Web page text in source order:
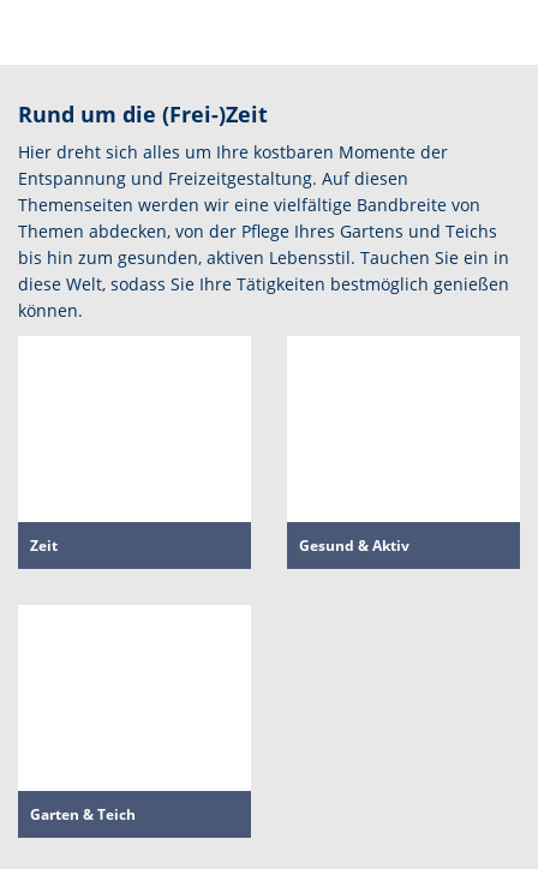
Rund um die (Frei-)Zeit
Hier dreht sich alles um Ihre kostbaren Momente der
Entspannung und Freizeitgestaltung. Auf diesen
Themenseiten werden wir eine vielfältige Bandbreite von
Themen abdecken, von der Pflege Ihres Gartens und Teichs
bis hin zum gesunden, aktiven Lebensstil. Tauchen Sie ein in
diese Welt, sodass Sie Ihre Tätigkeiten bestmöglich genießen
können.
Zeit Gesund & Aktiv
Garten & Teich